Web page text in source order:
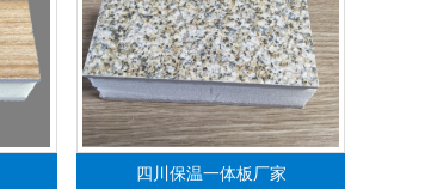
四川保温一体板厂家